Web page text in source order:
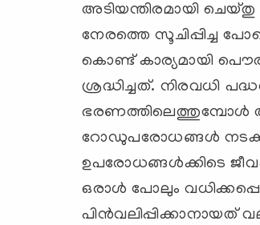
അടിയന്തിരമായി
നേരത്തെ സൂചിപ്പിച്ച
കൊണ്ട് കാര്യമായി
ശ്രദ്ധിച്ചത്. നിരവധി
ഭരണത്തിലെത്തുമ്പോള്‍
റോഡുപരോധങ്ങള്‍
ഉപരോധങ്ങള്‍ക്കിടെ
ഒരാള്‍ പോലും